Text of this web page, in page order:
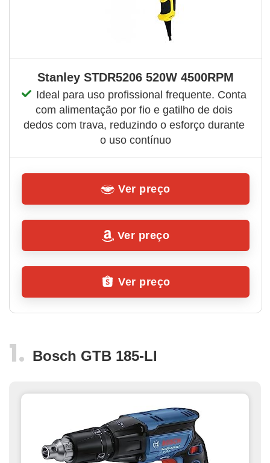
Stanley STDR5206 520W 4500RPM
Ideal para uso profissional frequente. Conta
com alimentação por fio e gatilho de dois
dedos com trava, reduzindo o esforço durante
o uso contínuo
Ver preço
Ver preço
Ver preço
Bosch GTB 185-LI